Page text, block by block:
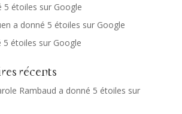
5 étoiles sur Google
a donné 5 étoiles sur Google
étoiles sur Google
récents
Rambaud a donné 5 étoiles sur